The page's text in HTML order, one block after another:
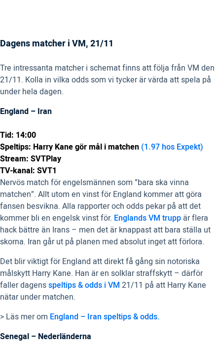
Dagens matcher i VM, 21/11
Tre intressanta matcher i schemat finns att följa från VM den
21/11. Kolla in vilka odds som vi tycker är värda att spela på
under hela dagen.
England – Iran
Tid: 14:00
Speltips: Harry Kane gör mål i matchen (1.97 hos Expekt)
Stream: SVTPlay
TV-kanal: SVT1
Nervös match för engelsmännen som ”bara ska vinna
matchen”. Allt utom en vinst för England kommer att göra
fansen besvikna. Alla rapporter och odds pekar på att det
kommer bli en engelsk vinst för. Englands VM trupp är flera
hack bättre än Irans – men det är knappast att bara ställa ut
skorna. Iran går ut på planen med absolut inget att förlora.
Det blir viktigt för England att direkt få gång sin notoriska
målskytt Harry Kane. Han är en solklar straffskytt – därför
faller dagensspeltips & odds i VM 21/11 på att Harry Kane
nätar under matchen.
> Läs mer om England – Iran speltips & odds.
Senegal – Nederländerna